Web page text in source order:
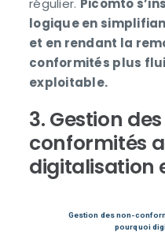
régulier. Picomto
logique en
et en rendant la
conformités plus
exploitable.
3. Gestion
conformités
digitalisation
Gestion des non-
pourquoi